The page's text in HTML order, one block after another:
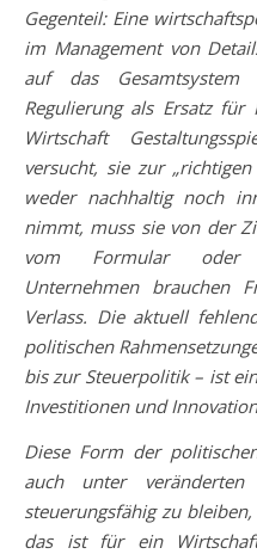
Gegenteil: Eine
im Management von
auf das
Regulierung als Ersatz für
Wirtschaft
versucht, sie zur
weder nachhaltig noch
nimmt, muss sie von der
vom Formular oder
Unternehmen brauchen
Verlass. Die aktuell
politischen
bis zur Steuerpolitik – ist
Investitionen und
Diese Form der
auch unter veränderten
steuerungsfähig zu
das ist für ein